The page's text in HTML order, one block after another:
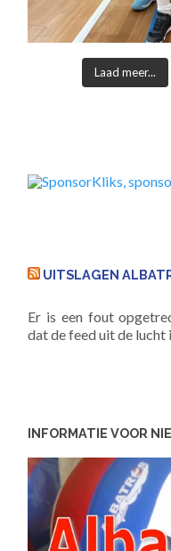
Laad meer...
UITSLAGEN
Er is een fout
dat de feed uit de lucht
INFORMATIE VOOR